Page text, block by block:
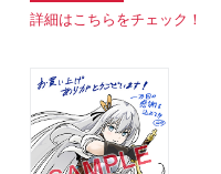
詳細はこちらをチェック！